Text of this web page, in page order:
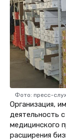
Фото: пресс-
Организация,
деятельность
медицинского
расширения